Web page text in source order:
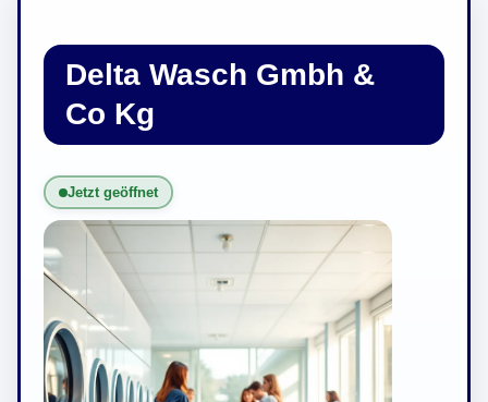
Delta Wasch Gmbh &
Co Kg
Jetzt geöffnet